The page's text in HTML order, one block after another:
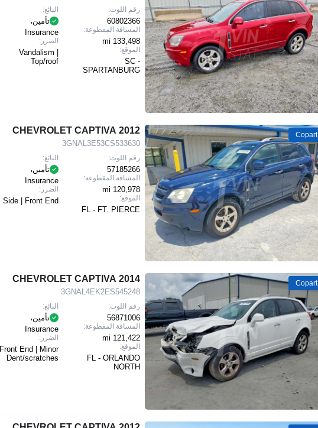
رقم اللوت:
60802366
المسافة المقطوعة:
133,498 mi
الموقع:
SC -
SPARTANBURG
البائع:
تأمين،
Insurance
الضرر:
Vandalism |
Top/roof
Copart
2012 CHEVROLET CAPTIVA
3GNAL3E53CS533630
رقم اللوت:
57185266
المسافة المقطوعة:
120,978 mi
الموقع:
FL - FT. PIERCE
البائع:
تأمين،
Insurance
الضرر:
Side | Front End
Copart
2014 CHEVROLET CAPTIVA
3GNAL4EK2ES545248
رقم اللوت:
56871006
المسافة المقطوعة:
121,422 mi
الموقع:
FL - ORLANDO
NORTH
البائع:
تأمين،
Insurance
الضرر:
Front End | Minor
Dent/scratches